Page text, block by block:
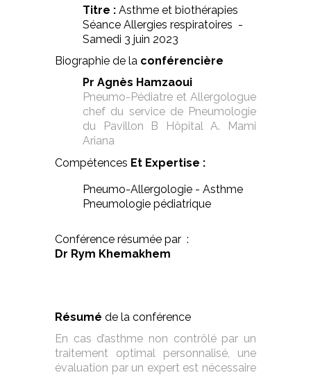
Titre : Asthme et biothérapies
Séance Allergies respiratoires -
Samedi 3 juin 2023
Biographie de la conférencière
Pr Agnès Hamzaoui
Pneumo-Pédiatre et Allergologue
chef du service de Pneumologie
du Pavillon B Hôpital A. Mami
Ariana
Compétences Et Expertise :
Pneumo-Allergologie - Asthme
Pneumologie pédiatrique
Conférence résumée par :
Dr Rym Khemakhem
Résumé de la conférence
En cas d’asthme non contrôlé par un
traitement optimal personnalisé, une
évaluation par un expert est nécessaire